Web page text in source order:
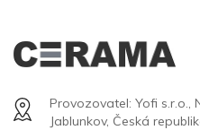
Provozovatel: Yofi s.r.o.,
Jablunkov, Česká